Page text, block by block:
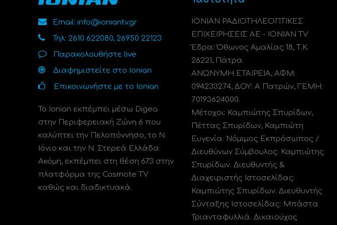
Email: info@ioniantv.gr
Τηλ: 2610 622080, 26950 22123
Παρακολουθήστε live
Διαφημιστείτε στο Ionian
Επικοινωνήστε με το Ionian
Το Ionian εκπέμπει μέσω Digea
στην Περιφερειακή Ζώνη 6 που
καλύπτει την Πελοπόννησο, το N.
Ιόνιο και την Ν. Στερεά Ελλάδα.
Ακόμη, εκπέμπει στη θέση 673 στην
πλατφόρμα της Cosmote TV
καθώς και διαδικτυακά.
ΙΟΝΙΑΝ ΡΑΔΙΟΤΗΛΕΟΠΤΙΚΕΣ
ΕΠΙΧΕΙΡΗΣΕΙΣ ΑΕ - IONIAN TV
Έδρα: Όθωνος Αμαλίας 18, Τ.Κ.
26221, Πάτρα.
ΑΝΩΝΥΜΗ ΕΤΑΙΡΕΙΑ, ΑΦΜ:
094233274, ΔΟΥ: A Πατρών, ΓΕΜΗ:
70193624000.
Μέτοχοι: Καμπιώτης Σπυρίδων,
Πέττας Σπυρίδων, Καμπιώτη
Ευγενία. Νόμιμος Εκπρόσωπος /
Διευθύνων Σύμβουλος: Καμπιώτης
Σπυρίδων. Διευθυντής &
Διαχειριστής Ιστοσελίδας:
Καμπιώτης Σπυρίδων. Διευθυντής
Σύνταξης Ιστοσελίδας: Μπάστα
Τριανταφυλλιά. Δικαιούχος